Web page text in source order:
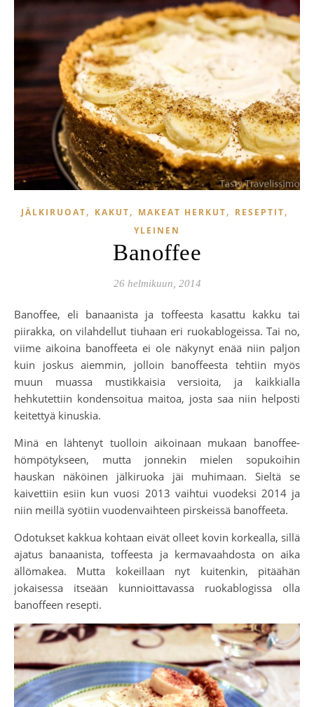
JÄLKIRUOAT, KAKUT, MAKEAT HERKUT, RESEPTIT,
YLEINEN
Banoffee
26 helmikuun, 2014
Banoffee, eli banaanista ja toffeesta kasattu kakku tai
piirakka, on vilahdellut tiuhaan eri ruokablogeissa. Tai no,
viime aikoina banoffeeta ei ole näkynyt enää niin paljon
kuin joskus aiemmin, jolloin banoffeesta tehtiin myös
muun muassa mustikkaisia versioita, ja kaikkialla
hehkutettiin kondensoitua maitoa, josta saa niin helposti
keitettyä kinuskia.
Minä en lähtenyt tuolloin aikoinaan mukaan banoffee-
hömpötykseen, mutta jonnekin mielen sopukoihin
hauskan näköinen jälkiruoka jäi muhimaan. Sieltä se
kaivettiin esiin kun vuosi 2013 vaihtui vuodeksi 2014 ja
niin meillä syötiin vuodenvaihteen pirskeissä banoffeeta.
Odotukset kakkua kohtaan eivät olleet kovin korkealla, sillä
ajatus banaanista, toffeesta ja kermavaahdosta on aika
ällömakea. Mutta kokeillaan nyt kuitenkin, pitäähän
jokaisessa itseään kunnioittavassa ruokablogissa olla
banoffeen resepti.